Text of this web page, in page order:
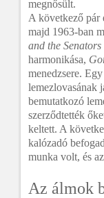
megnősült.
A következő pár
majd 1963-ban
and the Senators
harmonikása,
menedzsere.
lemezlovasának
bemutatkozó
szerződtették
keltett. A
kalózadó
munka volt, és
Az álmok